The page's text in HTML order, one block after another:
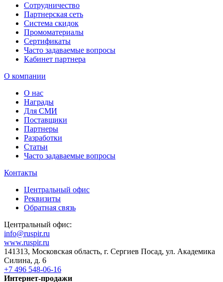
Сотрудничество
Партнерская сеть
Система скидок
Промоматериалы
Сертификаты
Часто задаваемые вопросы
Кабинет партнера
О компании
О нас
Награды
Для СМИ
Поставщики
Партнеры
Разработки
Статьи
Часто задаваемые вопросы
Контакты
Центральный офис
Реквизиты
Обратная связь
Центральный офис:
info@ruspir.ru
www.ruspir.ru
141313, Московская область, г. Сергиев Посад, ул. Академика
Силина, д. 6
+7 496 548-06-16
Интернет-продажи